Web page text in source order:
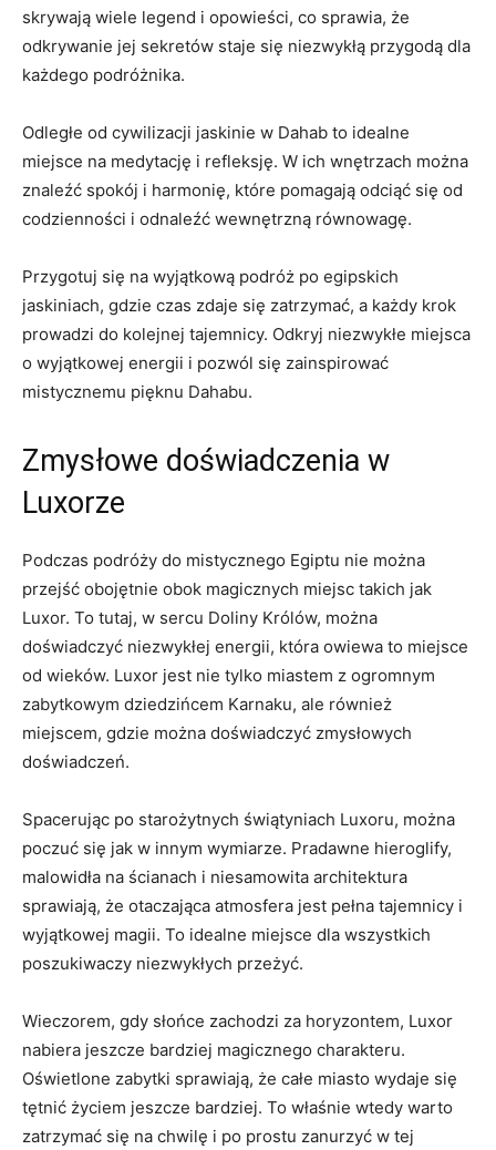
skrywają wiele legend i‍ opowieści, co‍ sprawia, że
odkrywanie⁣ jej sekretów‍ staje się niezwykłą przygodą dla‍
każdego podróżnika.
Odległe‍ od ⁣cywilizacji⁢ jaskinie w Dahab ‌to‌ idealne⁢
miejsce na medytację i refleksję.‍ W ⁢ich wnętrzach można‌
znaleźć ​spokój⁣ i harmonię, które pomagają odciąć się⁣ od
codzienności i odnaleźć​ wewnętrzną równowagę.
Przygotuj się na wyjątkową podróż po egipskich
jaskiniach,​ gdzie⁣ czas zdaje się zatrzymać, a każdy krok
prowadzi do​ kolejnej tajemnicy. Odkryj niezwykłe miejsca
o wyjątkowej energii i pozwól​ się zainspirować
mistycznemu pięknu Dahabu.
Zmysłowe ⁤doświadczenia‌ w
Luxorze
Podczas podróży do mistycznego Egiptu nie ​można
przejść obojętnie obok magicznych​ miejsc​ takich jak
Luxor. To tutaj,‍ w⁣ sercu Doliny Królów, ‍można
doświadczyć niezwykłej‌ energii, ⁢która owiewa to miejsce
od wieków. Luxor jest nie tylko miastem z ogromnym⁤
zabytkowym⁢ dziedzińcem Karnaku, ale również⁢
miejscem, gdzie można‍ doświadczyć⁢ zmysłowych
doświadczeń.
Spacerując po ⁤starożytnych świątyniach Luxoru, ⁣można‍
poczuć się jak w innym‌ wymiarze. Pradawne hieroglify,
malowidła na ścianach‍ i niesamowita architektura
sprawiają, że otaczająca atmosfera jest‌ pełna ⁣tajemnicy i
wyjątkowej magii. To idealne miejsce dla⁢ wszystkich
poszukiwaczy niezwykłych przeżyć.
Wieczorem, gdy słońce ⁣zachodzi za‌ horyzontem, ‌Luxor
⁣nabiera jeszcze bardziej magicznego charakteru. ​
Oświetlone zabytki sprawiają, że całe miasto wydaje się​
tętnić⁤ życiem jeszcze bardziej.⁣ To właśnie wtedy warto
zatrzymać się na‍ chwilę i po prostu⁣ zanurzyć w ​tej